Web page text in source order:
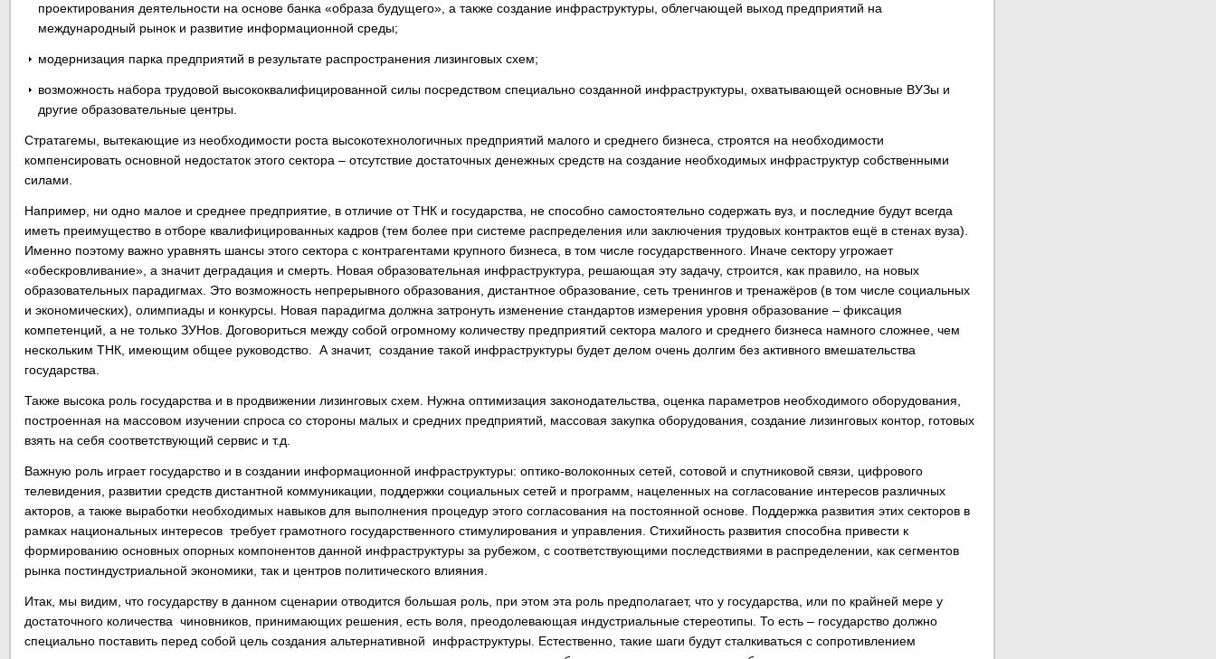
проектирования деятельности на основе банка «образа будущего», а также создание инфраструктуры, облегчающей выход предприятий на
международный рынок и развитие информационной среды;
модернизация парка предприятий в результате распространения лизинговых схем;
возможность набора трудовой высококвалифицированной силы посредством специально созданной инфраструктуры, охватывающей основные ВУЗы и
другие образовательные центры.
Стратагемы, вытекающие из необходимости роста высокотехнологичных предприятий малого и среднего бизнеса, строятся на необходимости
компенсировать основной недостаток этого сектора – отсутствие достаточных денежных средств на создание необходимых инфраструктур собственными
силами.
Например, ни одно малое и среднее предприятие, в отличие от ТНК и государства, не способно самостоятельно содержать вуз, и последние будут всегда
иметь преимущество в отборе квалифицированных кадров (тем более при системе распределения или заключения трудовых контрактов ещё в стенах вуза).
Именно поэтому важно уравнять шансы этого сектора с контрагентами крупного бизнеса, в том числе государственного. Иначе сектору угрожает
«обескровливание», а значит деградация и смерть. Новая образовательная инфраструктура, решающая эту задачу, строится, как правило, на новых
образовательных парадигмах. Это возможность непрерывного образования, дистантное образование, сеть тренингов и тренажёров (в том числе социальных
и экономических), олимпиады и конкурсы. Новая парадигма должна затронуть изменение стандартов измерения уровня образование – фиксация
компетенций, а не только ЗУНов. Договориться между собой огромному количеству предприятий сектора малого и среднего бизнеса намного сложнее, чем
нескольким ТНК, имеющим общее руководство. А значит, создание такой инфраструктуры будет делом очень долгим без активного вмешательства
государства.
Также высока роль государства и в продвижении лизинговых схем. Нужна оптимизация законодательства, оценка параметров необходимого оборудования,
построенная на массовом изучении спроса со стороны малых и средних предприятий, массовая закупка оборудования, создание лизинговых контор, готовых
взять на себя соответствующий сервис и т.д.
Важную роль играет государство и в создании информационной инфраструктуры: оптико-волоконных сетей, сотовой и спутниковой связи, цифрового
телевидения, развитии средств дистантной коммуникации, поддержки социальных сетей и программ, нацеленных на согласование интересов различных
акторов, а также выработки необходимых навыков для выполнения процедур этого согласования на постоянной основе. Поддержка развития этих секторов в
рамках национальных интересов требует грамотного государственного стимулирования и управления. Стихийность развития способна привести к
формированию основных опорных компонентов данной инфраструктуры за рубежом, с соответствующими последствиями в распределении, как сегментов
рынка постиндустриальной экономики, так и центров политического влияния.
Итак, мы видим, что государству в данном сценарии отводится большая роль, при этом эта роль предполагает, что у государства, или по крайней мере у
достаточного количества чиновников, принимающих решения, есть воля, преодолевающая индустриальные стереотипы. То есть – государство должно
специально поставить перед собой цель создания альтернативной инфраструктуры. Естественно, такие шаги будут сталкиваться с сопротивлением